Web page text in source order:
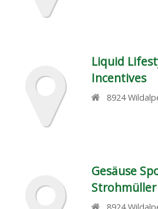
Liquid
Incentives
8924
Gesäuse
Strohmüller